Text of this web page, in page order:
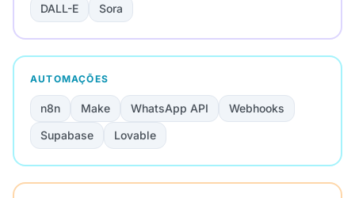
DALL-E
Sora
AUTOMAÇÕES
n8n Make WhatsApp API
Webhooks
Supabase
Lovable